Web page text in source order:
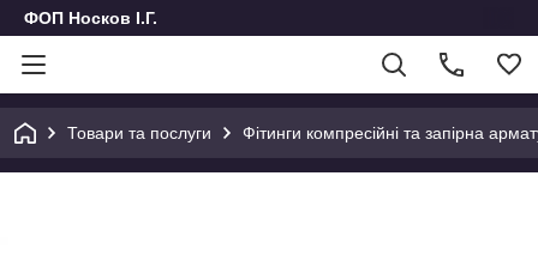
ФОП Носков І.Г.
Товари та послуги Фітинги компресійні та запірна